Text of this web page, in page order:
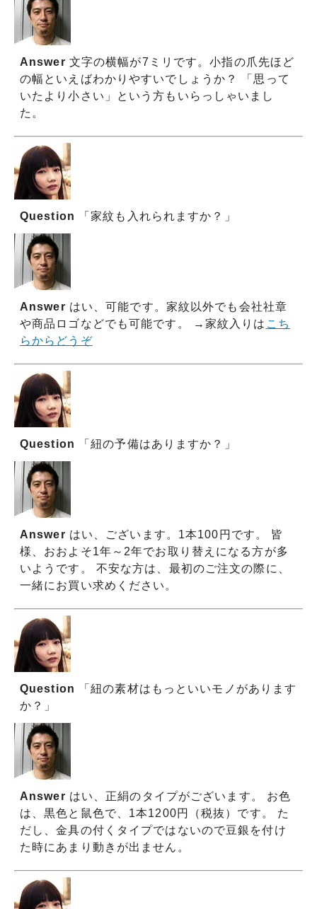
Answer 文字の横幅が7ミリです。小指の爪先ほど
の幅といえばわかりやすいでしょうか？ 「思って
いたより小さい」という方もいらっしゃいまし
た。
Question 「家紋も入れられますか？」
Answer はい、可能です。家紋以外でも会社社章
や商品ロゴなどでも可能です。 →家紋入りは こち
らからどうぞ
Question 「紐の予備はありますか？」
Answer はい、ございます。1本100円です。 皆
様、おおよそ1年～2年でお取り替えになる方が多
いようです。 不安な方は、最初のご注文の際に、
一緒にお買い求めください。
Question
「紐の素材はもっといいモノがあります
か？」
Answer はい、正絹のタイプがございます。 お色
は、黒色と鼠色で、1本1200円（税抜）です。 た
だし、金具の付くタイプではないので豆銀を付け
た時にあまり動きが出ません。